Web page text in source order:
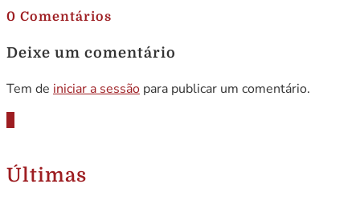
0 Comentários
Deixe um comentário
Tem de iniciar a sessão para publicar um comentário.
Últimas